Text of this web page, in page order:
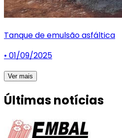
Tanque de emulsão asfáltica
• 01/09/2025
Ver mais
Últimas notícias